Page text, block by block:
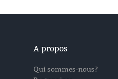
A propos
Qui sommes-nous?